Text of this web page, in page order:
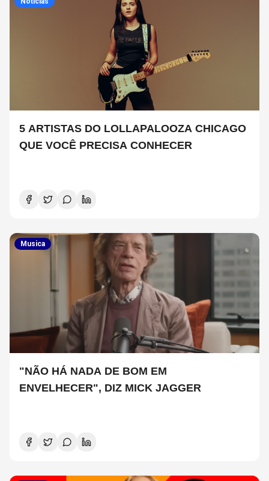
5 ARTISTAS DO LOLLAPALOOZA CHICAGO
QUE VOCÊ PRECISA CONHECER
Musica
"NÃO HÁ NADA DE BOM EM
ENVELHECER", DIZ MICK JAGGER